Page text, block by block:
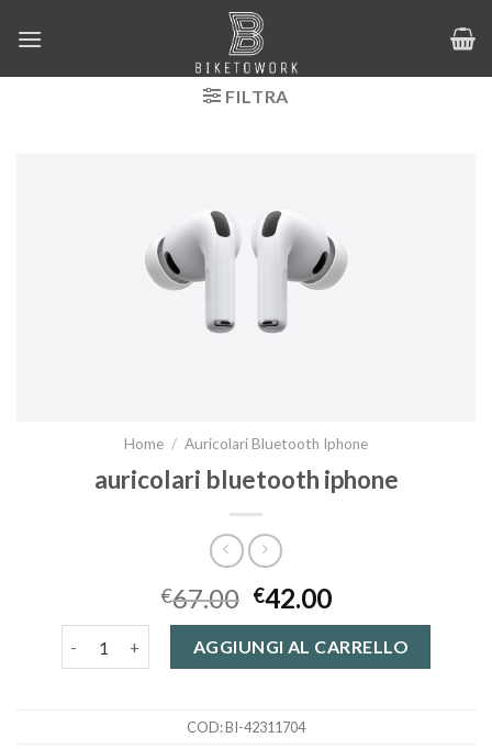
FILTRA
Home / Auricolari Bluetooth Iphone
auricolari bluetooth iphone
€67.00 €42.00
AGGIUNGI AL CARRELLO
COD:BI-42311704